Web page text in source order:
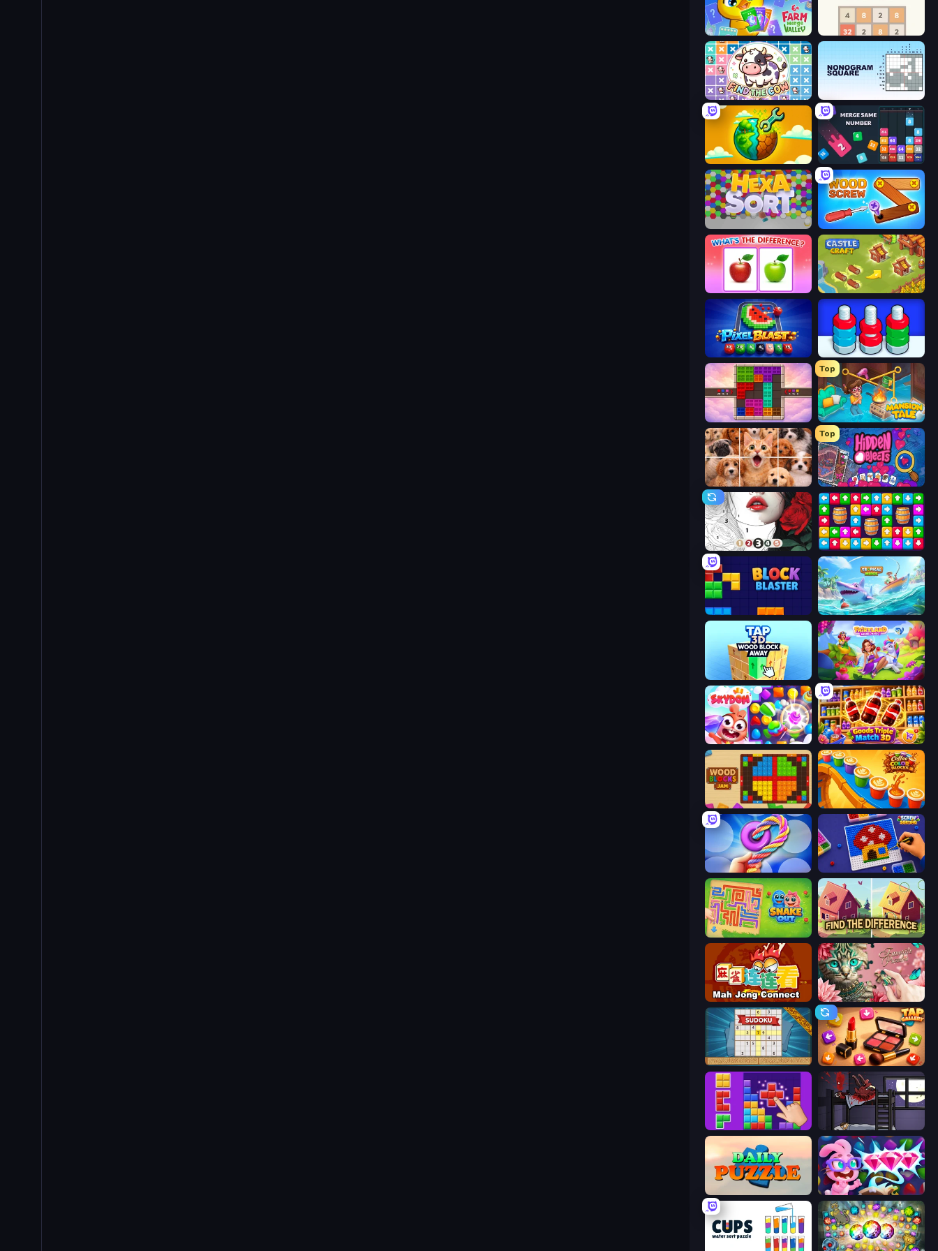
Farm Merge Valley 2048
Find The Cow
Land Explorers: Merge & Build Drop & Merge the Numbers
Wood Screw: Bolts Puzzle
What's The Difference? Castle Craft
Pixel Blast
Color Cube Puzzle
Top
Mansion Tale: Merge Secrets
Jigpic Solitaire
Top
Hidden Objects
Numicolor Tap Away Story
Block Blaster Tropical Merge
Fairyland Merge & Magic
Skydom Goods Triple Match 3D
Wood Blocks Jam Coffee Color Blocks
Twisted Tangle Screw Sorting
Snake Out: Maze Escape Find The Difference
Mahjong Connect (Legacy) Favorite Puzzles
Sudoku Online Tap Gallery
BlockBuster Puzzle The Visitor
Daily Puzzle Skydom: Reforged